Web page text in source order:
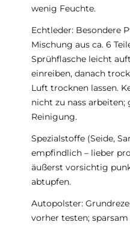
wenig Feuchte.
Echtleder: Besondere
Mischung aus ca. 6
Sprühflasche leicht
einreiben, danach
Luft trocknen lassen.
nicht zu nass arbeiten;
Reinigung.
Spezialstoffe (Seide,
empfindlich – lieber
äußerst vorsichtig
abtupfen.
Autopolster:
vorher testen;